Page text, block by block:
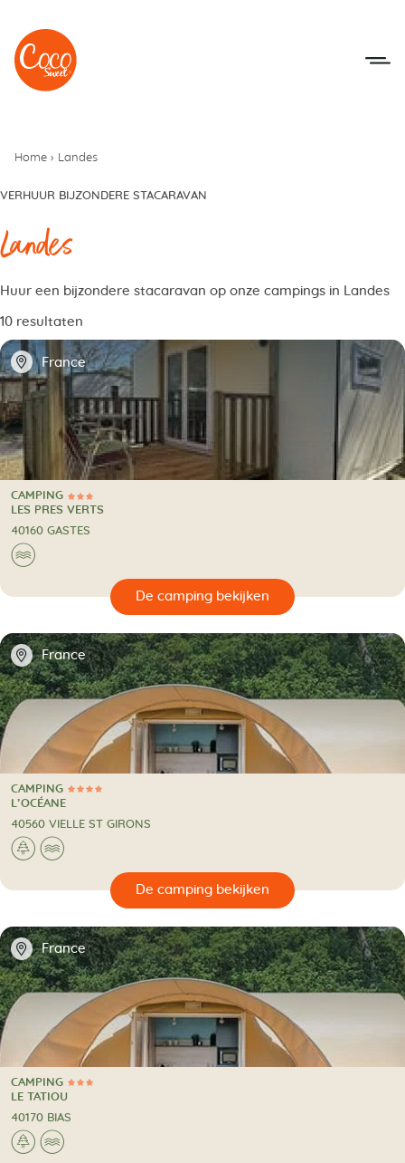
Naar het menu
Naar de inhoudsopgave
Home › Landes
VERHUUR BIJZONDERE STACARAVAN
Landes
Huur een bijzondere stacaravan op onze campings in Landes
10 resultaten
📍 France
3 Sterren
CAMPING
CAMPING
LES PRES VERTS
40160 GASTES
🌊
🔍
📍 France
4 Sterren
CAMPING
CAMPING
L’OCÉANE
40560 VIELLE ST GIRONS
🌲🌊
🔍
📍 France
3 Sterren
CAMPING
CAMPING
LE TATIOU
40170 BIAS
🌲🌊